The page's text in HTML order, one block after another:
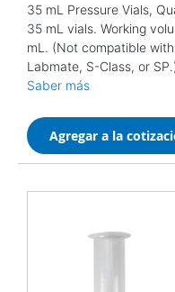
35 mL Pressure Vials,
35 mL vials. Working
mL. (Not compatible
Labmate, S-Class, or
Saber más
Agregar a la